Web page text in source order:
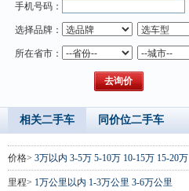
手机号码：
选择品牌：
所在省市：
相关二手车 同价位二手车
价格> 3万以内 3-5万 5-10万 10-15万 15-20万
里程> 1万公里以内 1-3万公里 3-6万公里